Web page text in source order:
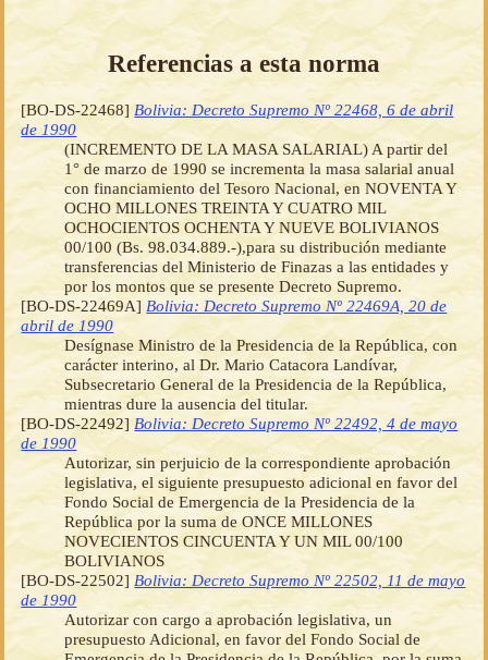
Referencias a esta norma
[BO-DS-22468] Bolivia: Decreto Supremo Nº 22468, 6 de abril
de 1990
(INCREMENTO DE LA MASA SALARIAL) A partir del
1° de marzo de 1990 se incrementa la masa salarial anual
con financiamiento del Tesoro Nacional, en NOVENTA Y
OCHO MILLONES TREINTA Y CUATRO MIL
OCHOCIENTOS OCHENTA Y NUEVE BOLIVIANOS
00/100 (Bs. 98.034.889.-),para su distribución mediante
transferencias del Ministerio de Finazas a las entidades y
por los montos que se presente Decreto Supremo.
[BO-DS-22469A] Bolivia: Decreto Supremo Nº 22469A, 20 de
abril de 1990
Desígnase Ministro de la Presidencia de la República, con
carácter interino, al Dr. Mario Catacora Landívar,
Subsecretario General de la Presidencia de la República,
mientras dure la ausencia del titular.
[BO-DS-22492] Bolivia: Decreto Supremo Nº 22492, 4 de mayo
de 1990
Autorizar, sin perjuicio de la correspondiente aprobación
legislativa, el siguiente presupuesto adicional en favor del
Fondo Social de Emergencia de la Presidencia de la
República por la suma de ONCE MILLONES
NOVECIENTOS CINCUENTA Y UN MIL 00/100
BOLIVIANOS
[BO-DS-22502] Bolivia: Decreto Supremo Nº 22502, 11 de mayo
de 1990
Autorizar con cargo a aprobación legislativa, un
presupuesto Adicional, en favor del Fondo Social de